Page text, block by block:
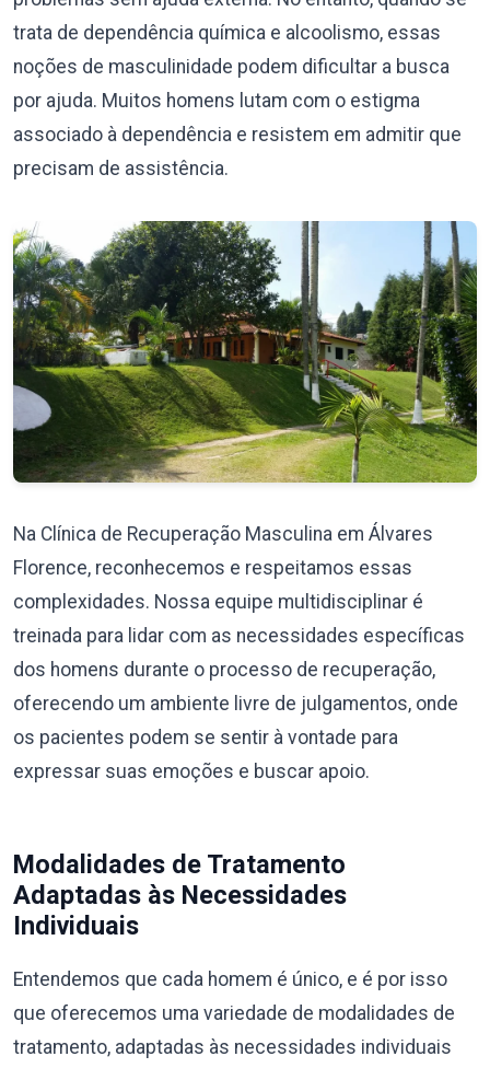
trata de dependência química e alcoolismo, essas
noções de masculinidade podem dificultar a busca
por ajuda. Muitos homens lutam com o estigma
associado à dependência e resistem em admitir que
precisam de assistência.
Na Clínica de Recuperação Masculina em Álvares
Florence, reconhecemos e respeitamos essas
complexidades. Nossa equipe multidisciplinar é
treinada para lidar com as necessidades específicas
dos homens durante o processo de recuperação,
oferecendo um ambiente livre de julgamentos, onde
os pacientes podem se sentir à vontade para
expressar suas emoções e buscar apoio.
Modalidades de Tratamento
Adaptadas às Necessidades
Individuais
Entendemos que cada homem é único, e é por isso
que oferecemos uma variedade de modalidades de
tratamento, adaptadas às necessidades individuais